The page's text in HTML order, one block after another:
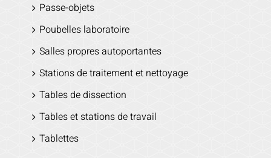
Passe-objets
Poubelles laboratoire
Salles propres autoportantes
Stations de traitement et nettoyage
Tables de dissection
Tables et stations de travail
Tablettes